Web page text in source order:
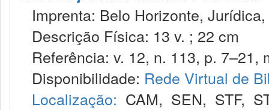
Imprenta: Belo Horizonte,
Descrição Física: 13 v. ; 22 cm
Referência: v. 12, n. 113, p. 7–21,
Disponibilidade: Rede Virtual de
Localização: CAM, SEN, STF,